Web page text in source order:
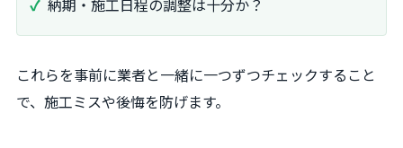
これらを事前に業者と一緒に一つずつチェックすること
で、施工ミスや後悔を防げます。